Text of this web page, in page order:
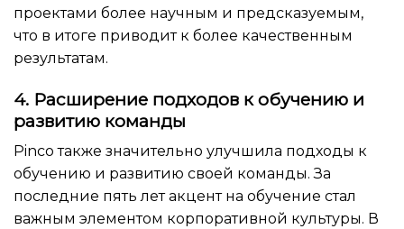
проектами более научным и предсказуемым,
что в итоге приводит к более качественным
результатам.
4. Расширение подходов к обучению и
развитию команды
Pinco также значительно улучшила подходы к
обучению и развитию своей команды. За
последние пять лет акцент на обучение стал
важным элементом корпоративной культуры. В